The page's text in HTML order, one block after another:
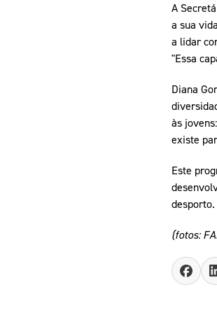
A
a sua
a lidar
"Essa
Diana
às
existe
Este
desporto.
(fotos: